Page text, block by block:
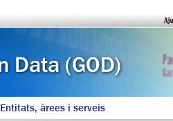
Entitats, àrees i serveis